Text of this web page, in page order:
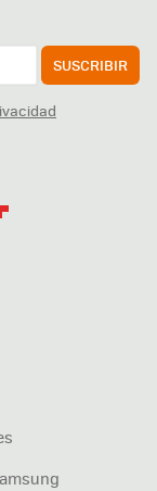
SUSCRIBIR